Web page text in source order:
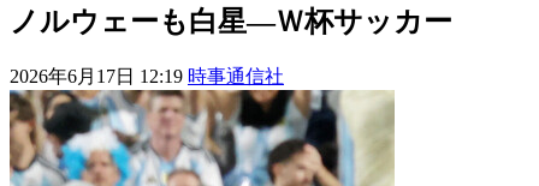
ノルウェーも白星―Ｗ杯サッカー
2026年6月17日 12:19 時事通信社